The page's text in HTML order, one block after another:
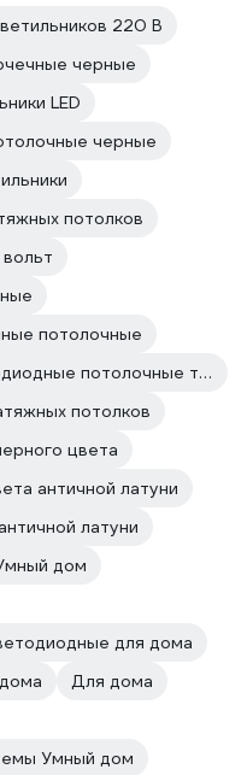
220 В
черные
LED
черные
потолков
потолочные
Светильники накладные светодиодные потолочные точечные
потолков
цвета
античной латуни
латуни
дом
для дома
Для дома
Умный дом